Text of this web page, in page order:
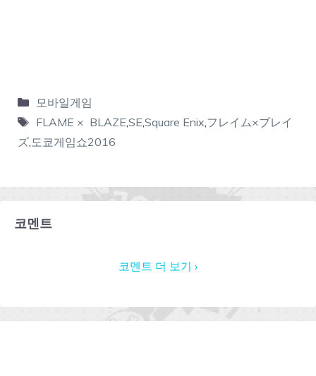
모바일게임
FLAME × BLAZE,SE,Square Enix,フレイム×ブレイ
ズ,도쿄게임쇼2016
코멘트
코멘트 더 보기 ›